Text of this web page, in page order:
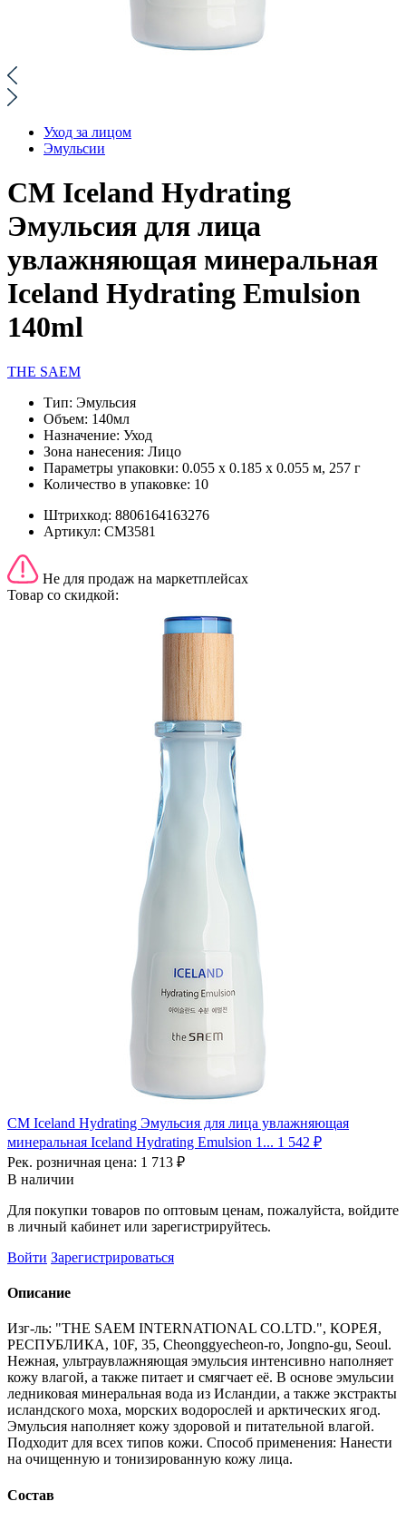
Уход за лицом
Эмульсии
СМ Iceland Hydrating
Эмульсия для лица
увлажняющая минеральная
Iceland Hydrating Emulsion
140ml
THE SAEM
Тип: Эмульсия
Объем: 140мл
Назначение: Уход
Зона нанесения: Лицо
Параметры упаковки: 0.055 x 0.185 x 0.055 м, 257 г
Количество в упаковке: 10
Штрихкод: 8806164163276
Артикул: СМ3581
Не для продаж на маркетплейсах
Товар со скидкой:
СМ Iceland Hydrating Эмульсия для лица увлажняющая
минеральная Iceland Hydrating Emulsion 1... 1 542 ₽
Рек. розничная цена: 1 713 ₽
В наличии
Для покупки товаров по оптовым ценам, пожалуйста, войдите
в личный кабинет или зарегистрируйтесь.
Войти Зарегистрироваться
Описание
Изг-ль: "THE SAEM INTERNATIONAL CO.LTD.", КОРЕЯ,
РЕСПУБЛИКА, 10F, 35, Cheonggyecheon-ro, Jongno-gu, Seoul.
Нежная, ультраувлажняющая эмульсия интенсивно наполняет
кожу влагой, а также питает и смягчает её. В основе эмульсии
ледниковая минеральная вода из Исландии, а также экстракты
исландского моха, морских водорослей и арктических ягод.
Эмульсия наполняет кожу здоровой и питательной влагой.
Подходит для всех типов кожи. Способ применения: Нанести
на очищенную и тонизированную кожу лица.
Состав